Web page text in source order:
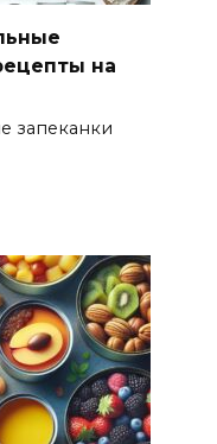
на
запеканки